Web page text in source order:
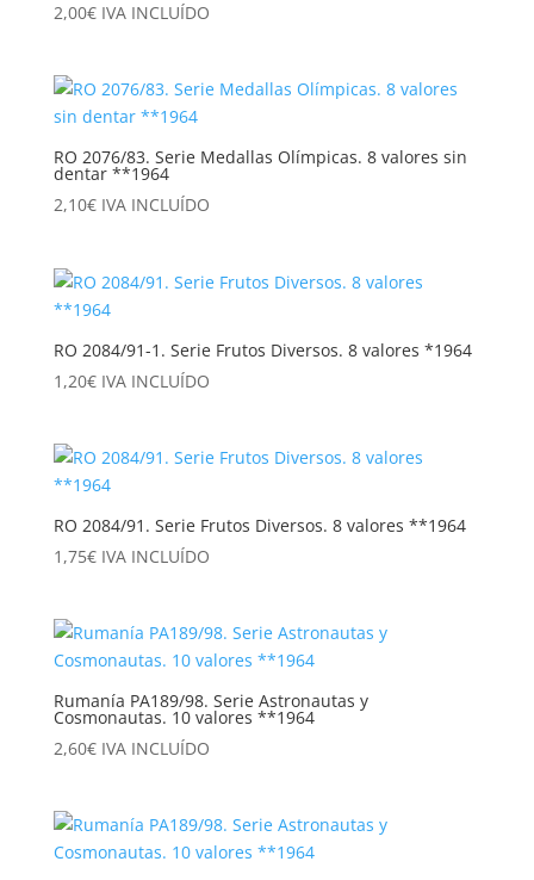
2,00€ IVA INCLUÍDO
RO 2076/83. Serie Medallas Olímpicas. 8 valores sin
dentar **1964
2,10€ IVA INCLUÍDO
RO 2084/91-1. Serie Frutos Diversos. 8 valores *1964
1,20€ IVA INCLUÍDO
RO 2084/91. Serie Frutos Diversos. 8 valores **1964
1,75€ IVA INCLUÍDO
Rumanía PA189/98. Serie Astronautas y
Cosmonautas. 10 valores **1964
2,60€ IVA INCLUÍDO